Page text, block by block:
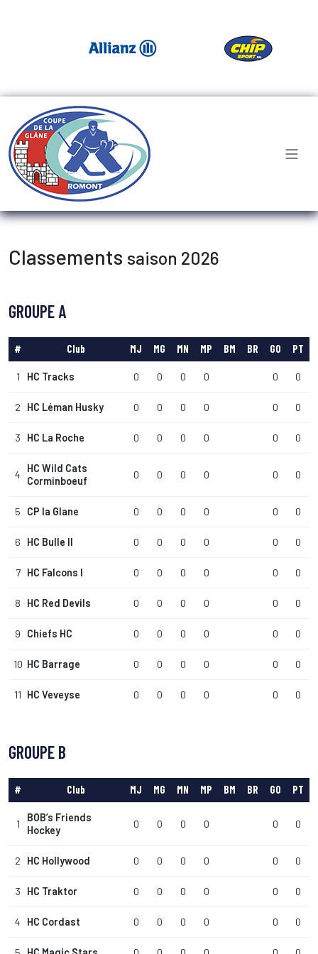
Classements saison 2026
GROUPE A
# Club MJ MG MN MP BM BR GO PT
1 HC Tracks 0 0 0 0 0 0
2 HC Léman Husky 0 0 0 0 0 0
3 HC La Roche 0 0 0 0 0 0
4
HC Wild Cats
Corminboeuf
0 0 0 0 0 0
5 CP la Glane 0 0 0 0 0 0
6 HC Bulle II 0 0 0 0 0 0
7 HC Falcons I 0 0 0 0 0 0
8 HC Red Devils 0 0 0 0 0 0
9 Chiefs HC 0 0 0 0 0 0
10 HC Barrage 0 0 0 0 0 0
11 HC Veveyse 0 0 0 0 0 0
GROUPE B
# Club MJ MG MN MP BM BR GO PT
1
BOB’s Friends
Hockey
0 0 0 0 0 0
2 HC Hollywood 0 0 0 0 0 0
3 HC Traktor 0 0 0 0 0 0
4 HC Cordast 0 0 0 0 0 0